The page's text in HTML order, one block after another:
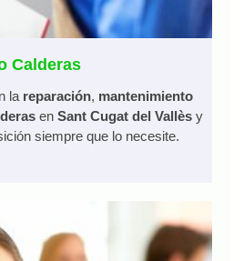
Calderas
la reparación, mantenimiento
en Sant Cugat del Vallès y
siempre que lo necesite.